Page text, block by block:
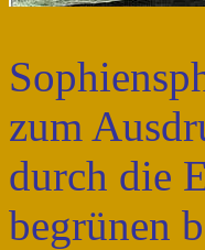
zum
durch die
begrünen